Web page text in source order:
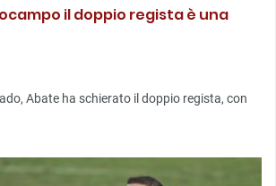
il doppio regista è una
Abate ha schierato il doppio regista, con